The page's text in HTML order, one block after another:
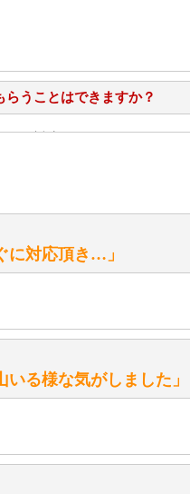
うことはできますか？
入れ方法を教えてください。
。
に対応頂き…」
）
る様な気がしました」
）